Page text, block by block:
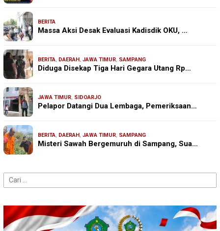
BERITA
Massa Aksi Desak Evaluasi Kadisdik OKU, …
BERITA, DAERAH , JAWA TIMUR, SAMPANG
Diduga Disekap Tiga Hari Gegara Utang Rp…
JAWA TIMUR, SIDOARJO
Pelapor Datangi Dua Lembaga, Pemeriksaan…
BERITA, DAERAH , JAWA TIMUR, SAMPANG
Misteri Sawah Bergemuruh di Sampang, Sua…
Cari
untuk: